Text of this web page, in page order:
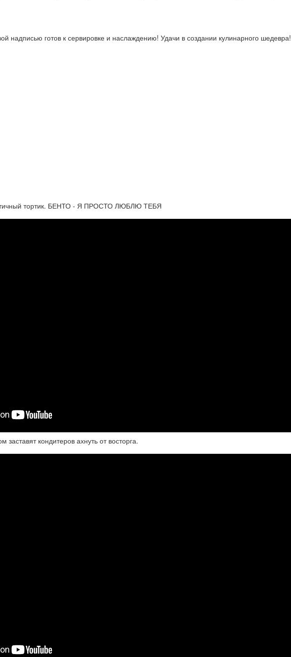
надписью готов к сервировке и наслаждению! Удачи в создании кулинарного шедевра!
тортик. БЕНТО - Я ПРОСТО ЛЮБЛЮ ТЕБЯ
кондитеров ахнуть от восторга.